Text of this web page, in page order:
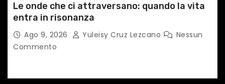
Le onde che ci attraversano: quando la vita
entra in risonanza
Ago 9, 2026 Yuleisy Cruz Lezcano
Nessun
Commento